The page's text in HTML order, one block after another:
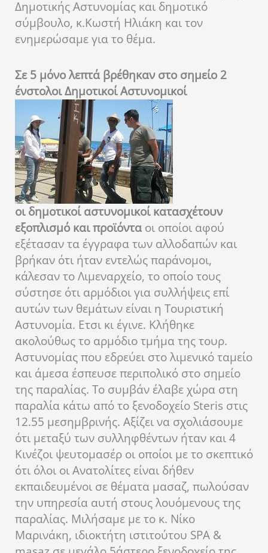
Δημοτικής Αστυνομίας και δημοτικό
σύμβουλο, κ.Κωστή Ηλιάκη και τον
ενημερώσαμε για το θέμα.
Σε 5 μόνο λεπτά βρέθηκαν στο σημείο 2
ένστολοι Δημοτικοί Αστυνομικοί
οι δημοτικοί αστυνομικοί κατασχέτουν
εξοπλισμό και προϊόντα οι οποίοι αφού
εξέτασαν τα έγγραφα των αλλοδαπών και
βρήκαν ότι ήταν εντελώς παράνομοι,
κάλεσαν το Λιμεναρχείο, το οποίο τους
σύστησε ότι αρμόδιοι για συλλήψεις επί
αυτών των θεμάτων είναι η Τουριστική
Αστυνομία. Ετσι κι έγινε. Κλήθηκε
ακολούθως το αρμόδιο τμήμα της τουρ.
Αστυνομίας που εδρεύει στο λιμενικό ταμείο
και άμεσα έσπευσε περιπολικό στο σημείο
της παραλίας. Το συμβάν έλαβε χώρα στη
παραλία κάτω από το ξενοδοχείο Steris στις
12.55 μεσημβρινής. Αξίζει να σχολιάσουμε
ότι μεταξύ των συλληφθέντων ήταν και 4
Κινέζοι ψευτομασέρ οι οποίοι με το σκεπτικό
ότι όλοι οι Ανατολίτες είναι δήθεν
εκπαιδευμένοι σε θέματα μασαζ, πωλούσαν
την υπηρεσία αυτή στους λουόμενους της
παραλίας. Μιλήσαμε με το κ. Νίκο
Μαρινάκη, ιδιοκτήτη ιστιτούτου SPA &